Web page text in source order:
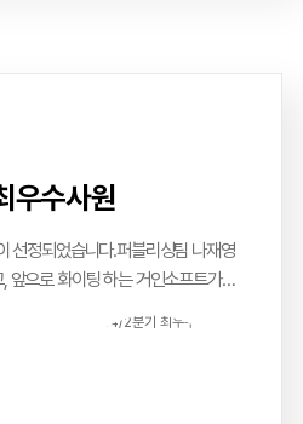
수사원
선정되었습니다.퍼블리싱팀 나재영
앞으로 화이팅 하는 거인소프트가
만큼 앞으로 더 열심히 하는 사원이